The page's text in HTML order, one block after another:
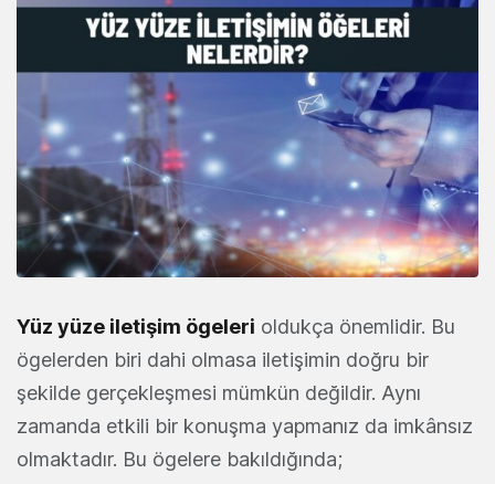
Yüz yüze iletişim ögeleri oldukça önemlidir. Bu
ögelerden biri dahi olmasa iletişimin doğru bir
şekilde gerçekleşmesi mümkün değildir. Aynı
zamanda etkili bir konuşma yapmanız da imkânsız
olmaktadır. Bu ögelere bakıldığında;